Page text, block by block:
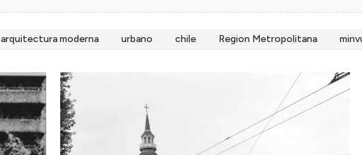
arquitectura moderna urbano chile Region Metropolitana